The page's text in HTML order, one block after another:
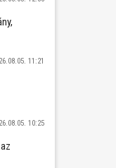
11:21
10:25